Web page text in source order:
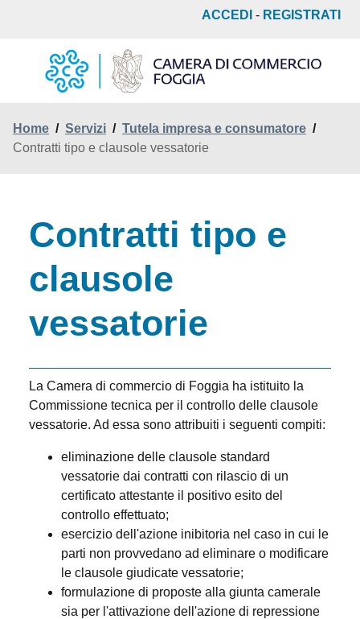
principale
ACCEDI - REGISTRATI
Home / Servizi / Tutela impresa e consumatore /
Contratti tipo e clausole vessatorie
Contratti tipo e
clausole
vessatorie
La Camera di commercio di Foggia ha istituito la
Commissione tecnica per il controllo delle clausole
vessatorie. Ad essa sono attribuiti i seguenti compiti:
eliminazione delle clausole standard
vessatorie dai contratti con rilascio di un
certificato attestante il positivo esito del
controllo effettuato;
esercizio dell'azione inibitoria nel caso in cui le
parti non provvedano ad eliminare o modificare
le clausole giudicate vessatorie;
formulazione di proposte alla giunta camerale
sia per l'attivazione dell'azione di repressione